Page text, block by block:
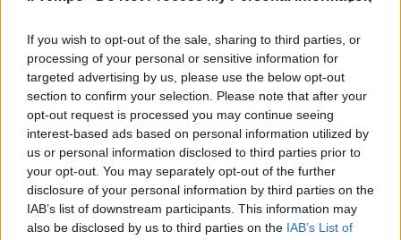
If you wish to opt-out of the sale, sharing to third parties, or
processing of your personal or sensitive information for
targeted advertising by us, please use the below opt-out
section to confirm your selection. Please note that after your
opt-out request is processed you may continue seeing
interest-based ads based on personal information utilized by
us or personal information disclosed to third parties prior to
your opt-out. You may separately opt-out of the further
disclosure of your personal information by third parties on the
IAB’s list of downstream participants. This information may
also be disclosed by us to third parties on the IAB’s List of
sbarcare nel mercato russo.
20/05/2012
Cucchiani: Le banche italiane
sono sicure
19/05/2012